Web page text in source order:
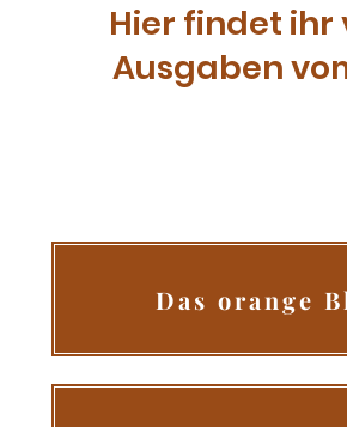
Hier findet
Ausgaben
Das orange